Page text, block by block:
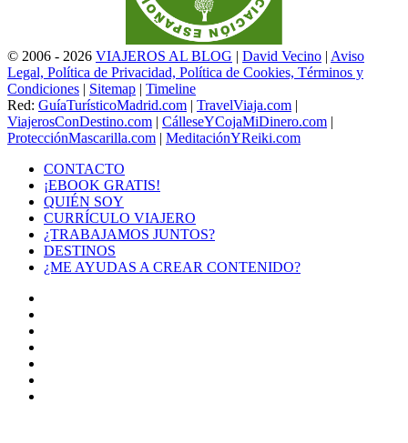
© 2006 - 2026 VIAJEROS AL BLOG | David Vecino | Aviso
Legal, Política de Privacidad, Política de Cookies, Términos y
Condiciones | Sitemap | Timeline
Red: GuíaTurísticoMadrid.com | TravelViaja.com |
ViajerosConDestino.com | CálleseYCojaMiDinero.com |
ProtecciónMascarilla.com | MeditaciónYReiki.com
CONTACTO
¡EBOOK GRATIS!
QUIÉN SOY
CURRÍCULO VIAJERO
¿TRABAJAMOS JUNTOS?
DESTINOS
¿ME AYUDAS A CREAR CONTENIDO?